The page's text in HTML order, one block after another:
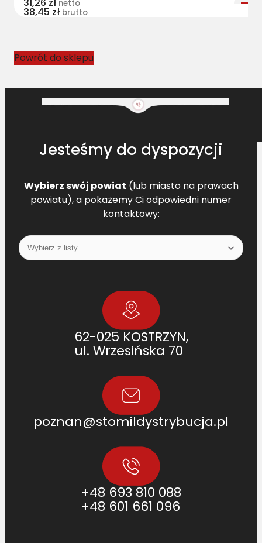
y
F
=
31,26 zł netto
38,45 zł brutto
Powrót do sklepu
Jesteśmy do dyspozycji
Wybierz swój powiat (lub miasto na prawach
powiatu), a pokażemy Ci odpowiedni numer
kontaktowy:
62-025 KOSTRZYN,
ul. Wrzesińska 70
poznan@stomildystrybucja.pl
+48 693 810 088
+48 601 661 096